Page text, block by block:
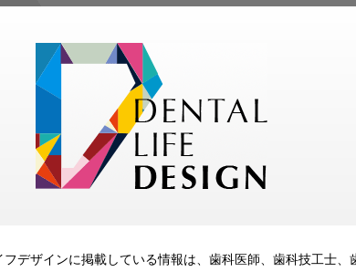
フデザインに掲載している情報は、歯科医師、歯科技工士、
デンタルライフデザインをもっと便利にご利用い
メリット